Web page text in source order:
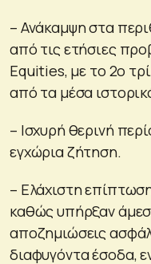
– Ανάκαμψη στα
από τις ετήσιες
Equities, με το 2ο
από τα μέσα
– Ισχυρή θερινή
εγχώρια ζήτηση.
– Ελάχιστη
καθώς υπήρξαν
αποζημιώσεις
διαφυγόντα έσοδα,